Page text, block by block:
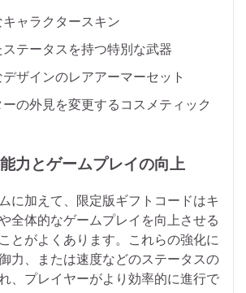
ャラクタースキン
テータスを持つ特別な武器
ザインのレアアーマーセット
の外見を変更するコスメティック
力とゲームプレイの向上
に加えて、限定版ギフトコードはキ
全体的なゲームプレイを向上させる
とがよくあります。これらの強化に
力、または速度などのステータスの
、プレイヤーがより効率的に進行で